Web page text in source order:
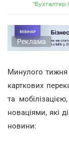
Реклама
Минулого тижня
карткових
та
новаціями, які
новини: